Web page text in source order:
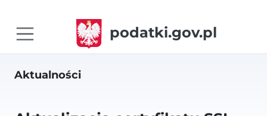
podatki.gov.pl
Aktualności